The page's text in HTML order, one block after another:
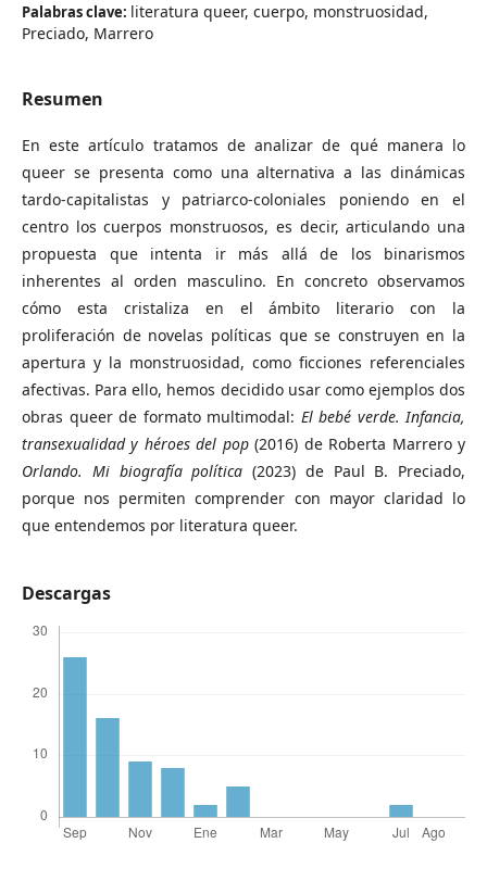
Palabras clave: literatura queer, cuerpo, monstruosidad,
Preciado, Marrero
Resumen
En este artículo tratamos de analizar de qué manera lo
queer se presenta como una alternativa a las dinámicas
tardo-capitalistas y patriarco-coloniales poniendo en el
centro los cuerpos monstruosos, es decir, articulando una
propuesta que intenta ir más allá de los binarismos
inherentes al orden masculino. En concreto observamos
cómo esta cristaliza en el ámbito literario con la
proliferación de novelas políticas que se construyen en la
apertura y la monstruosidad, como ficciones referenciales
afectivas. Para ello, hemos decidido usar como ejemplos dos
obras queer de formato multimodal: El bebé verde. Infancia,
transexualidad y héroes del pop(2016) de Roberta Marrero y
Orlando. Mi biografía política (2023) de Paul B. Preciado,
porque nos permiten comprender con mayor claridad lo
que entendemos por literatura queer.
Descargas